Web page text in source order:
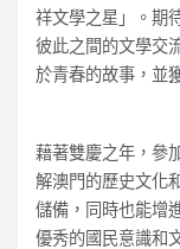
祥文學之星」。期
彼此之間的文學交
於青春的故事，並
藉著雙慶之年，參
解澳門的歷史文化
儲備，同時也能增
優秀的國民意識和